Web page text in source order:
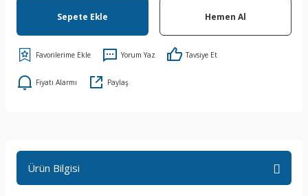
Sepete Ekle Hemen Al
Yorum Yaz Tavsiye Et
Fiyatı Alarmı Paylaş
Ürün Bilgisi